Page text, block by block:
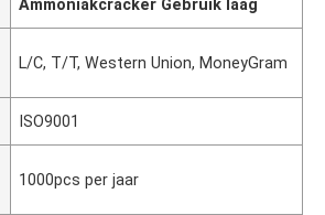
Ammoniakcracker Gebruik laag
L/C, T/T, Western Union, MoneyGram
ISO9001
1000pcs per jaar